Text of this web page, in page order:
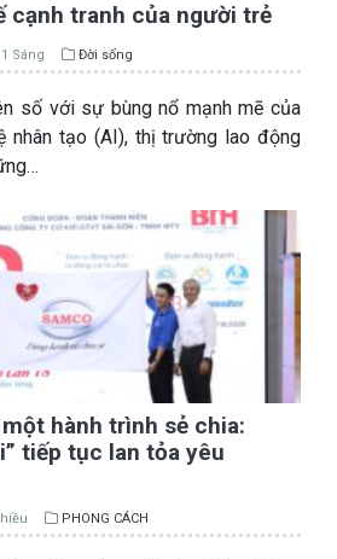
cạnh tranh của người trẻ
Sáng Đời sống
số với sự bùng nổ mạnh mẽ của
nhân tạo (AI), thị trường lao động
một hành trình sẻ chia:
tiếp tục lan tỏa yêu
PHONG CÁCH